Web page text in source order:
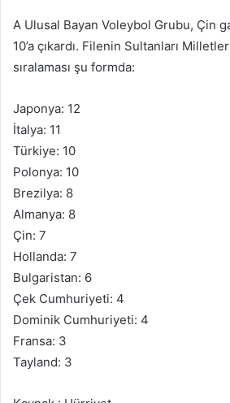
A Ulusal Bayan Voleybol Grubu, Çin
10’a çıkardı. Filenin Sultanları
sıralaması şu formda:
Japonya: 12
İtalya: 11
Türkiye: 10
Polonya: 10
Brezilya: 8
Almanya: 8
Çin: 7
Hollanda: 7
Bulgaristan: 6
Çek Cumhuriyeti: 4
Dominik Cumhuriyeti: 4
Fransa: 3
Tayland: 3